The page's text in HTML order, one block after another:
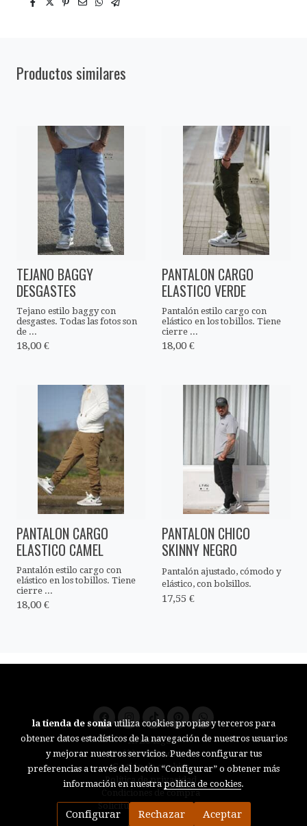
Productos similares
TEJANO BAGGY
DESGASTES
Tejano estilo baggy con
desgastes. Todas las fotos son
de ...
18,00 €
PANTALON CARGO
ELASTICO VERDE
Pantalón estilo cargo con
elástico en los tobillos. Tiene
cierre ...
18,00 €
PANTALON CARGO
ELASTICO CAMEL
Pantalón estilo cargo con
elástico en los tobillos. Tiene
cierre ...
18,00 €
PANTALON CHICO
SKINNY NEGRO
Pantalón ajustado, cómodo y
elástico, con bolsillos.
17,55 €
Aviso legal
Política de cookies
Gestión de cookies
Política de privacidad
Condiciones de compra
Solicitud de desistimiento
la tienda de soniautiliza cookies propias y terceros para
obtener datos estadísticos de la navegación de nuestros usuarios
y mejorar nuestros servicios. Puedes configurar tus
preferencias a través del botón “Configurar” o obtener más
información en nuestra política de cookies.
Configurar Rechazar Aceptar